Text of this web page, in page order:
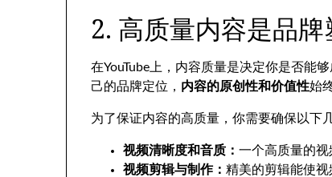
2. 高质量内容是品
在YouTube上，内容质量是决定你是否能
己的品牌定位， 内容的原创性和价值性始
为了保证内容的高质量，你需要确保以下
视频清晰度和音质： 一个高质量的视
视频剪辑与制作： 精美的剪辑能使视